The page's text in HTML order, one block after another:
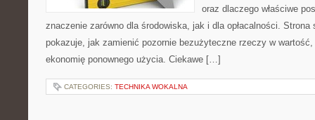
oraz dlaczego właściwe
znaczenie zarówno dla środowiska, jak i dla opłacalności.
pokazuje, jak zamienić pozornie bezużyteczne rzeczy w
ekonomię ponownego użycia. Ciekawe […]
CATEGORIES: TECHNIKA WOKALNA